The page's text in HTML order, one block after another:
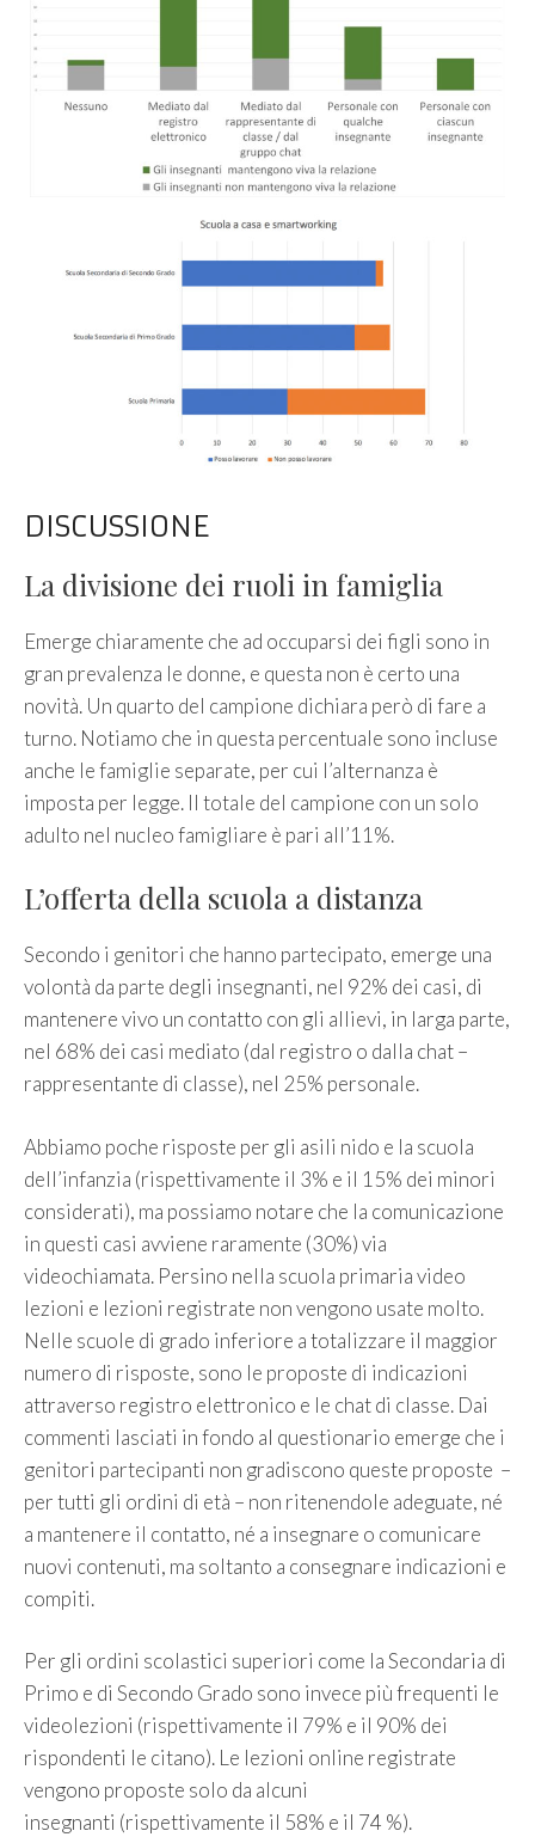
DISCUSSIONE
La divisione dei ruoli in famiglia
Emerge chiaramente che ad occuparsi dei figli sono in
gran prevalenza le donne, e questa non è certo una
novità. Un quarto del campione dichiara però di fare a
turno. Notiamo che in questa percentuale sono incluse
anche le famiglie separate, per cui l’alternanza è
imposta per legge. Il totale del campione con un solo
adulto nel nucleo famigliare è pari all’11%.
L’offerta della scuola a distanza
Secondo i genitori che hanno partecipato, emerge una
volontà da parte degli insegnanti, nel 92% dei casi, di
mantenere vivo un contatto con gli allievi, in larga parte,
nel 68% dei casi mediato (dal registro o dalla chat –
rappresentante di classe), nel 25% personale.
Abbiamo poche risposte per gli asili nido e la scuola
dell’infanzia (rispettivamente il 3% e il 15% dei minori
considerati), ma possiamo notare che la comunicazione
in questi casi avviene raramente (30%) via
videochiamata. Persino nella scuola primaria video
lezioni e lezioni registrate non vengono usate molto.
Nelle scuole di grado inferiore a totalizzare il maggior
numero di risposte, sono le proposte di indicazioni
attraverso registro elettronico e le chat di classe. Dai
commenti lasciati in fondo al questionario emerge che i
genitori partecipanti non gradiscono queste proposte –
per tutti gli ordini di età – non ritenendole adeguate, né
a mantenere il contatto, né a insegnare o comunicare
nuovi contenuti, ma soltanto a consegnare indicazioni e
compiti.
Per gli ordini scolastici superiori come la Secondaria di
Primo e di Secondo Grado sono invece più frequenti le
videolezioni (rispettivamente il 79% e il 90% dei
rispondenti le citano). Le lezioni online registrate
vengono proposte solo da alcuni
insegnanti (rispettivamente il 58% e il 74 %).